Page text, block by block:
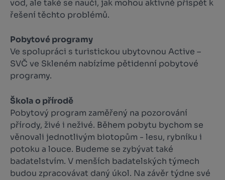
vod, ale také se naučí, jak mohou aktivně přispět k
řešení těchto problémů.
Pobytové programy
Ve spolupráci s turistickou ubytovnou Active –
SVČ ve Skleném nabízíme pětidenní pobytové
programy.
Škola o přírodě
Pobytový program zaměřený na pozorování
přírody, živé i neživé. Během pobytu bychom se
věnovali jednotlivým biotopům - lesu, rybníku i
potoku a louce. Budeme se zybývat také
badatelstvím. V menších badatelských týmech
budou zpracovávat daný úkol. Na závěr týdne své